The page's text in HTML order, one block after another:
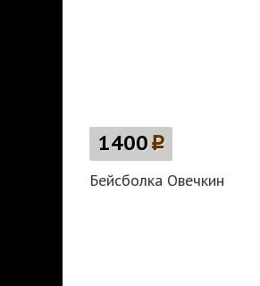
1400p
Бейсболка Овечкин